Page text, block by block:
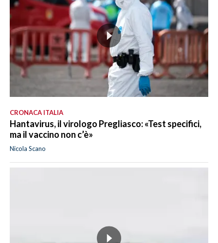
CRONACA ITALIA
Hantavirus, il virologo Pregliasco: «Test specifici,
ma il vaccino non c’è»
Nicola Scano